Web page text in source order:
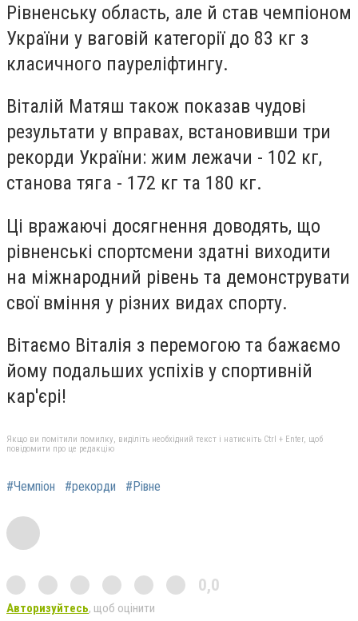
Рівненську область, але й став чемпіоном
України у ваговій категорії до 83 кг з
класичного пауреліфтингу.
Віталій Матяш також показав чудові
результати у вправах, встановивши три
рекорди України: жим лежачи - 102 кг,
станова тяга - 172 кг та 180 кг.
Ці вражаючі досягнення доводять, що
рівненські спортсмени здатні виходити
на міжнародний рівень та демонструвати
свої вміння у різних видах спорту.
Вітаємо Віталія з перемогою та бажаємо
йому подальших успіхів у спортивній
кар'єрі!
Якщо ви помітили помилку, виділіть необхідний текст і натисніть Ctrl + Enter, щоб
повідомити про це редакцію
#Чемпіон #рекорди #Рівне
0,0
Авторизуйтесь, щоб оцінити